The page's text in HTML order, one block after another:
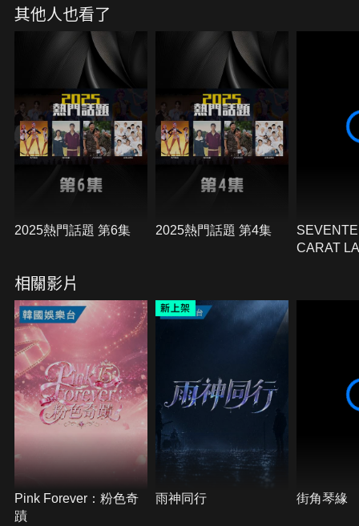
其他人也看了
2025熱門話題 第6集 2025熱門話題 第4集
CARAT
相關影片
Pink Forever：粉色奇
蹟
雨神同行 街角琴緣